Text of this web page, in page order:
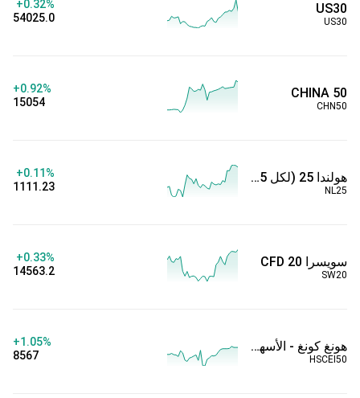
US30
US30
+0.32%
54025.0
CHINA 50
CHN50
+0.92%
15054
هولندا 25 (لكل 0.05) CFD
NL25
+0.11%
1111.23
سويسرا 20 CFD
SW20
+0.33%
14563.2
هونغ كونغ - الأسهم الصينية H - نقد
HSCEI50
+1.05%
8567